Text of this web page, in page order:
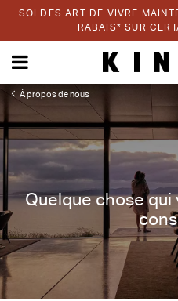
SOLDES ART DE VIVRE
RABAIS* SUR
À propos de nous
Quelque chose qui